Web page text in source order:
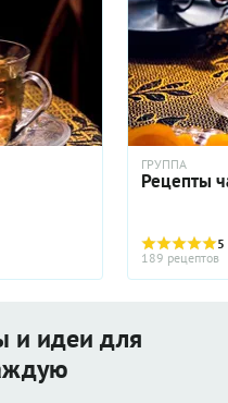
ГРУППА
Рецепты
5
189 рецептов
и идеи для